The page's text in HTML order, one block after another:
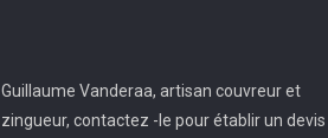
Guillaume Vanderaa, artisan couvreur et
zingueur, contactez -le pour établir un devis